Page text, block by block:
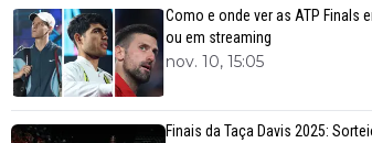
Como e onde ver as ATP Finals
ou em streaming
nov. 10, 15:05
Finais da Taça Davis 2025: